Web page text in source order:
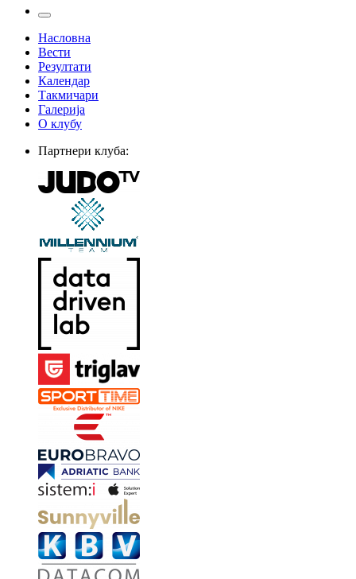
Насловна
Вести
Резултати
Календар
Такмичари
Галерија
О клубу
Партнери клуба: